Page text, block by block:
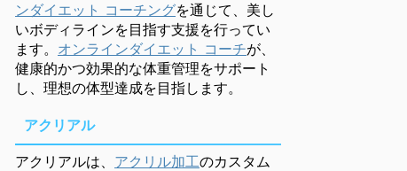
ンダイエット コーチングを通じて、美し
いボディラインを目指す支援を行ってい
ます。 オンラインダイエット コーチが、
健康的かつ効果的な体重管理をサポート
し、理想の体型達成を目指します。
アクリアル
アクリアルは、 アクリル加工のカスタム